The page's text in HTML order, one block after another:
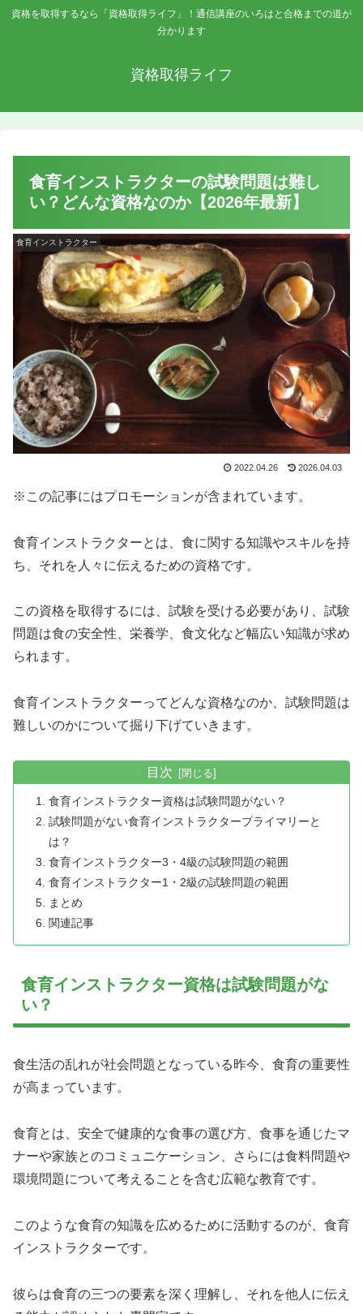
資格を取得するなら「資格取得ライフ」！通信講座のいろはと合格までの道が
分かります
資格取得ライフ
食育インストラクターの試験問題は難し
い？どんな資格なのか【2026年最新】
食育インストラクター
2022.04.26 2026.04.03
※この記事にはプロモーションが含まれています。
食育インストラクターとは、食に関する知識やスキルを持
ち、それを人々に伝えるための資格です。
この資格を取得するには、試験を受ける必要があり、試験
問題は食の安全性、栄養学、食文化など幅広い知識が求め
られます。
食育インストラクターってどんな資格なのか、試験問題は
難しいのかについて掘り下げていきます。
目次
食育インストラクター資格は試験問題がない？
試験問題がない食育インストラクタープライマリーと
は？
食育インストラクター3・4級の試験問題の範囲
食育インストラクター1・2級の試験問題の範囲
まとめ
関連記事
食育インストラクター資格は試験問題がな
い？
食生活の乱れが社会問題となっている昨今、食育の重要性
が高まっています。
食育とは、安全で健康的な食事の選び方、食事を通じたマ
ナーや家族とのコミュニケーション、さらには食料問題や
環境問題について考えることを含む広範な教育です。
このような食育の知識を広めるために活動するのが、食育
インストラクターです。
彼らは食育の三つの要素を深く理解し、それを他人に伝え